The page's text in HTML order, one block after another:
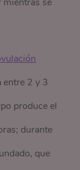
entre 2 y 3
produce el
durante
que